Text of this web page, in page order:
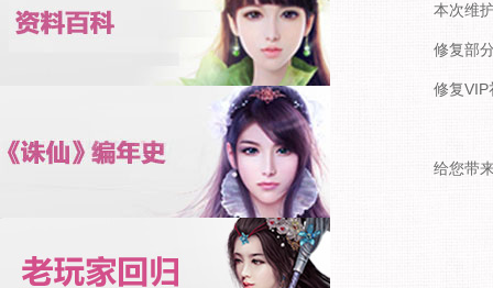
本次维
修复部
修复VIP
给您带